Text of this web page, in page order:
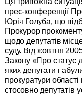
Ця тривожна
прес-конференції
Юрія Голуба, що
Прокурор
щодо депутатів
суду. Від жовтня
Закону «Про статус
яких депутати
прокуратури
стосовно депутатів